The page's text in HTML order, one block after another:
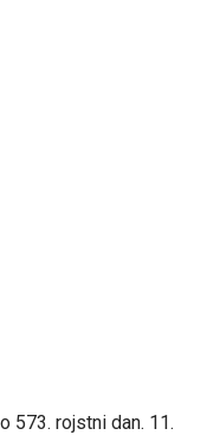
573. rojstni dan. 11.